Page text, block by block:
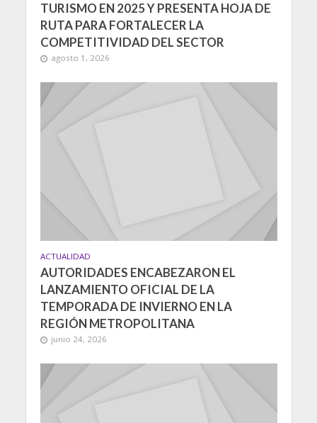
TURISMO EN 2025 Y PRESENTA HOJA DE
RUTA PARA FORTALECER LA
COMPETITIVIDAD DEL SECTOR
agosto 1, 2026
ACTUALIDAD
AUTORIDADES ENCABEZARON EL
LANZAMIENTO OFICIAL DE LA
TEMPORADA DE INVIERNO EN LA
REGIÓN METROPOLITANA
junio 24, 2026